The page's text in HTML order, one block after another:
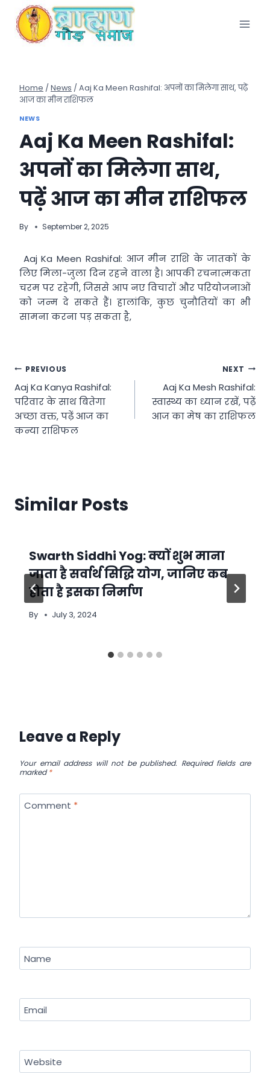
content
Home / News / Aaj Ka Meen Rashifal: अपनों का मिलेगा साथ, पढ़ें
आज का मीन राशिफल
NEWS
Aaj Ka Meen Rashifal:
अपनों का मिलेगा साथ,
पढ़ें आज का मीन राशिफल
By September 2, 2025
Aaj Ka Meen Rashifal: आज मीन राशि के जातकों के
लिए मिला-जुला दिन रहने वाला है। आपकी रचनात्मकता
चरम पर रहेगी, जिससे आप नए विचारों और परियोजनाओं
को जन्म दे सकते हैं। हालांकि, कुछ चुनौतियों का भी
सामना करना पड़ सकता है,
Post
navigation
PREVIOUS
Aaj Ka Kanya Rashifal:
परिवार के साथ बितेगा
अच्छा वक्त, पढ़ें आज का
कन्या राशिफल
NEXT
Aaj Ka Mesh Rashifal:
स्वास्थ्य का ध्यान रखें, पढ़ें
आज का मेष का राशिफल
Similar Posts
Swarth Siddhi Yog: क्यों शुभ माना
जाता है सर्वार्थ सिद्धि योग, जानिए कब
होता है इसका निर्माण
By July 3, 2024
Leave a Reply
Your email address will not be published. Required fields are
marked*
Comment *
Name
Email
Website